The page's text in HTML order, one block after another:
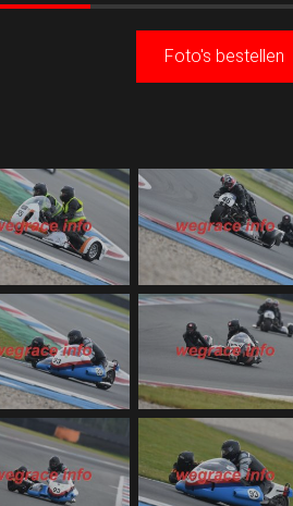
Foto's bestellen